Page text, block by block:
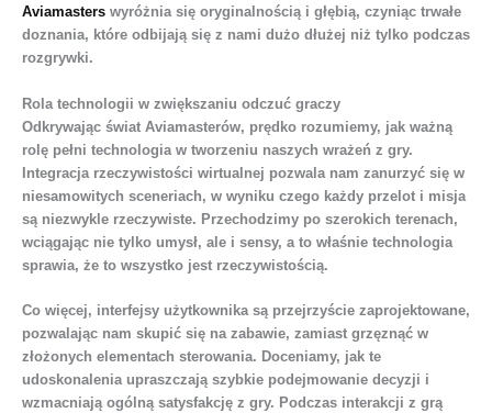
Aviamasters wyróżnia się oryginalnością i głębią, czyniąc trwałe
doznania, które odbijają się z nami dużo dłużej niż tylko podczas
rozgrywki.
Rola technologii w zwiększaniu odczuć graczy
Odkrywając świat Aviamasterów, prędko rozumiemy, jak ważną
rolę pełni technologia w tworzeniu naszych wrażeń z gry.
Integracja rzeczywistości wirtualnej pozwala nam zanurzyć się w
niesamowitych sceneriach, w wyniku czego każdy przelot i misja
są niezwykle rzeczywiste. Przechodzimy po szerokich terenach,
wciągając nie tylko umysł, ale i sensy, a to właśnie technologia
sprawia, że to wszystko jest rzeczywistością.
Co więcej, interfejsy użytkownika są przejrzyście zaprojektowane,
pozwalając nam skupić się na zabawie, zamiast grzęznąć w
złożonych elementach sterowania. Doceniamy, jak te
udoskonalenia upraszczają szybkie podejmowanie decyzji i
wzmacniają ogólną satysfakcję z gry. Podczas interakcji z grą